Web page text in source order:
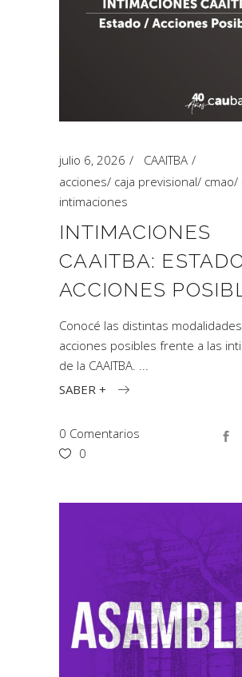
julio 6, 2026
CAAITBA
acciones/ caja previsional/ cmao/
intimaciones
INTIMACIONES
CAAITBA:
ACCIONES
Conocé las distintas
acciones posibles frente a las
de la CAAITBA.
SABER +
0 Comentarios
0